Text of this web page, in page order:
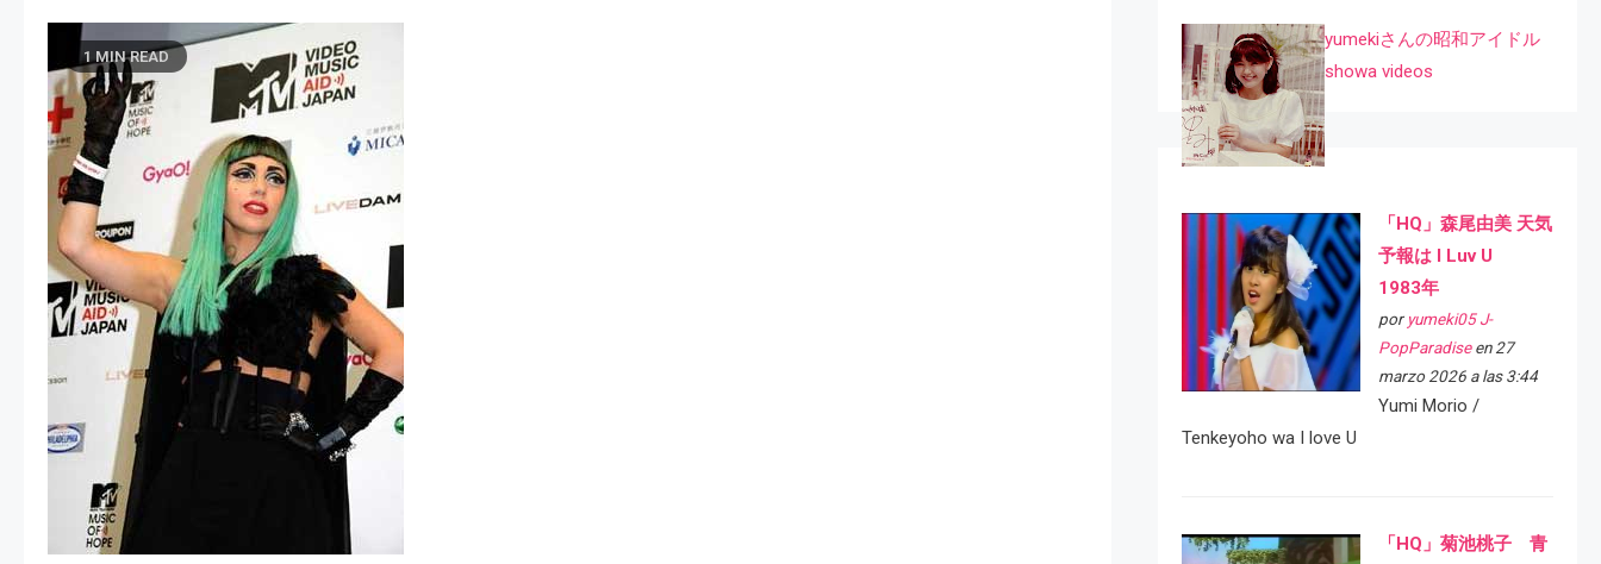
1 MIN READ
yumekiさんの昭和アイドル
showa videos
「HQ」森尾由美 天気
予報は I Luv U
1983年
por yumeki05 J-
PopParadiseen 27
marzo 2026 a las 3:44
Yumi Morio /
Tenkeyoho wa I love U
「HQ」菊池桃子 青